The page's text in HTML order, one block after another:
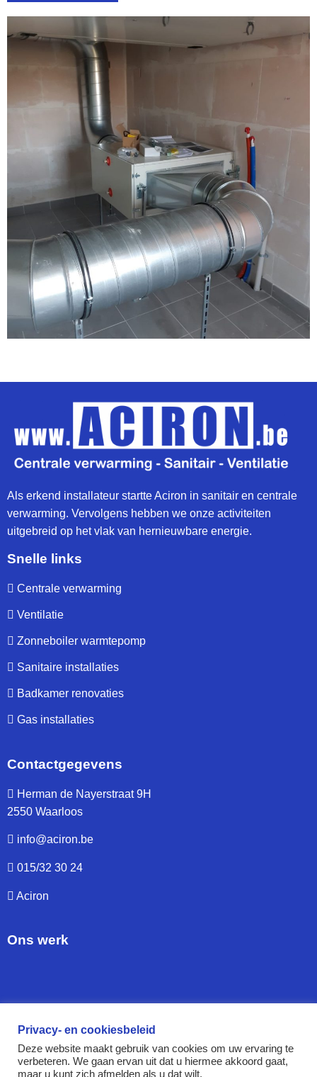
Als erkend installateur startte Aciron in sanitair en centrale
verwarming. Vervolgens hebben we onze activiteiten
uitgebreid op het vlak van hernieuwbare energie.
Snelle links
Centrale verwarming
Ventilatie
Zonneboiler warmtepomp
Sanitaire installaties
Badkamer renovaties
Gas installaties
Contactgegevens
Herman de Nayerstraat 9H
2550 Waarloos
info@aciron.be
015/32 30 24
Aciron
Ons werk
Privacy- en cookiesbeleid
Deze website maakt gebruik van cookies om uw ervaring te
verbeteren. We gaan ervan uit dat u hiermee akkoord gaat,
maar u kunt zich afmelden als u dat wilt.